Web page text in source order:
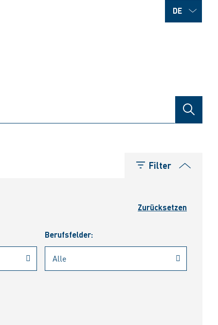
SUCHE
Filter
Zurücksetzen
Berufsfelder: